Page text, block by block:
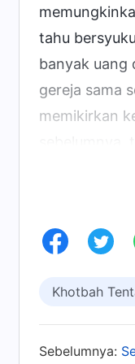
tahu
banyak uang
gereja sama
memikirkan
dan
kita akan
rekanku
anggapan
Khotbah
Sebelumnya: